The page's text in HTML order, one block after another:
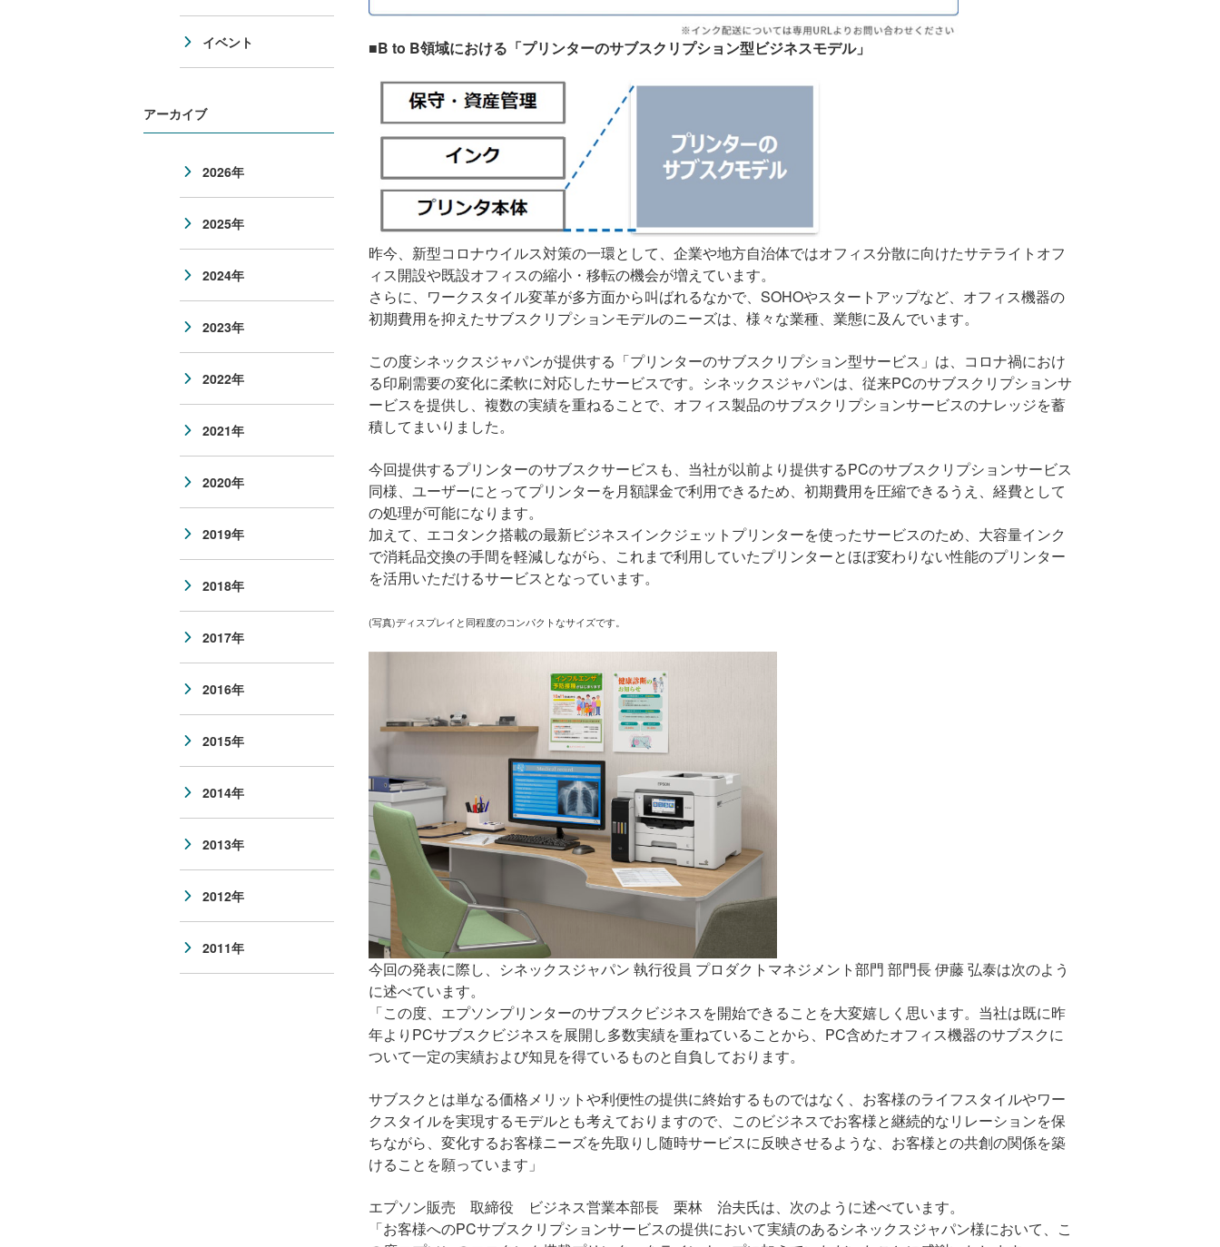
■B to B領域における「プリンターのサブスクリプション型ビジネスモデル」
昨今、新型コロナウイルス対策の一環として、企業や地方自治体ではオフィス分散に向けたサテライトオフ
ィス開設や既設オフィスの縮小・移転の機会が増えています。
さらに、ワークスタイル変革が多方面から叫ばれるなかで、 SOHOやスタートアップなど、オフィス機器の
初期費用を抑えたサブスクリプションモデルのニーズは、様々な業種、業態に及んでいます。
この度シネックスジャパンが提供する「プリンターのサブスクリプション型サービス」は、コロナ禍におけ
る印刷需要の変化に柔軟に対応したサービスです。シネックスジャパンは、従来PCのサブスクリプションサ
ービスを提供し、複数の実績を重ねることで、オフィス製品のサブスクリプションサービスのナレッジを蓄
積してまいりました。
今回提供するプリンターのサブスクサービスも、当社が以前より提供するPCのサブスクリプションサービス
同様、ユーザーにとってプリンターを月額課金で利用できるため、初期費用を圧縮できるうえ、経費として
の処理が可能になります。
加えて、エコタンク搭載の最新ビジネスインクジェットプリンターを使ったサービスのため、大容量インク
で消耗品交換の手間を軽減しながら、これまで利用していたプリンターとほぼ変わりない性能のプリンター
を活用いただけるサービスとなっています。
(写真)ディスプレイと同程度のコンパクトなサイズです。
今回の発表に際し、シネックスジャパン 執行役員 プロダクトマネジメント部門 部門長 伊藤 弘泰は次のよう
に述べています。
「この度、エプソンプリンターのサブスクビジネスを開始できることを大変嬉しく思います。当社は既に昨
年より PCサブスクビジネスを展開し多数実績を重ねていることから、 PC含めたオフィス機器のサブスクに
ついて一定の実績および知見を得ているものと自負しております。
サブスクとは単なる価格メリットや利便性の提供に終始するものではなく、お客様のライフスタイルやワー
クスタイルを実現するモデルとも考えておりますので、このビジネスでお客様と継続的なリレーションを保
ちながら、変化するお客様ニーズを先取りし随時サービスに反映させるような、お客様との共創の関係を築
けることを願っています」
エプソン販売 取締役 ビジネス営業本部長 栗林 治夫氏は、次のように述べています。
「お客様へのPCサブスクリプションサービスの提供において実績のあるシネックスジャパン様において、こ
イベント
アーカイブ
2026年
2025年
2024年
2023年
2022年
2021年
2020年
2019年
2018年
2017年
2016年
2015年
2014年
2013年
2012年
2011年